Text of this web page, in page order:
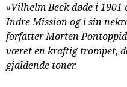
udlån
6.0:
Bibelen
7.0:
Arrangementer
7.1:
Sommerstævne
7.2:
Nordisk
»Vilhelm Beck døde i
Indre Mission og i sin
forfatter Morten
været en kraftig trompet,
gjaldende toner.